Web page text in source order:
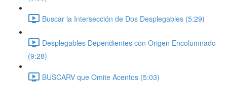
Buscar la Intersección de Dos Desplegables (5:29)
Desplegables Dependientes con Origen Encolumnado
(9:28)
BUSCARV que Omite Acentos (5:03)